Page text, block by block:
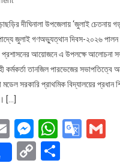
জুলাই
গণঅভ্যুত্থান
দিবস
উপলক্ষে
আলোচনা
সভা
দীঘিনালা উপজেলায় ‘জুলাই চেতনায়
জুলাই গণঅভ্যুত্থান দিবস-২০২৬
আয়োজনে এ উপলক্ষে আলোচনা
কর্মকর্তা তানজিল পারভেজের সভাপতিত্বে
মডেল সরকারি প্রাথমিক বিদ্যালয়ের প্রধান
[…]
EmailMessenger
CopyShare